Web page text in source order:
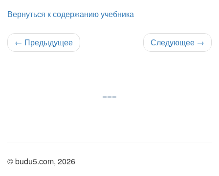
Вернуться к содержанию учебника
← Предыдущее Следующее →
© budu5.com, 2026